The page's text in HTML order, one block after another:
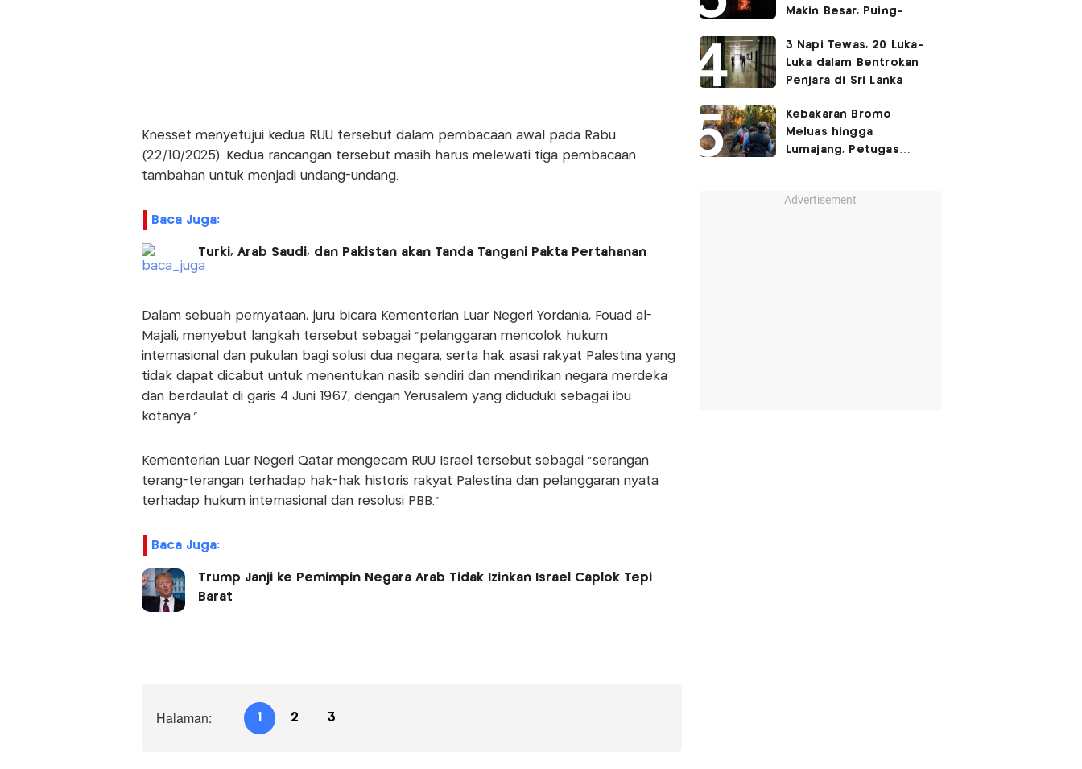
Knesset menyetujui kedua RUU tersebut dalam pembacaan awal pada Rabu
(22/10/2025). Kedua rancangan tersebut masih harus melewati tiga pembacaan
tambahan untuk menjadi undang-undang.
Baca Juga:
Turki, Arab Saudi, dan Pakistan akan Tanda Tangani Pakta Pertahanan
Dalam sebuah pernyataan, juru bicara Kementerian Luar Negeri Yordania, Fouad al-
Majali, menyebut langkah tersebut sebagai "pelanggaran mencolok hukum
internasional dan pukulan bagi solusi dua negara, serta hak asasi rakyat Palestina yang
tidak dapat dicabut untuk menentukan nasib sendiri dan mendirikan negara merdeka
dan berdaulat di garis 4 Juni 1967, dengan Yerusalem yang diduduki sebagai ibu
kotanya."
Kementerian Luar Negeri Qatar mengecam RUU Israel tersebut sebagai "serangan
terang-terangan terhadap hak-hak historis rakyat Palestina dan pelanggaran nyata
terhadap hukum internasional dan resolusi PBB."
Baca Juga:
Trump Janji ke Pemimpin Negara Arab Tidak Izinkan Israel Caplok Tepi
Barat
Halaman: 1 2 3
Makin Besar, Puing-
3 Napi Tewas, 20 Luka-
Luka dalam Bentrokan
Penjara di Sri Lanka
Kebakaran Bromo
Meluas hingga
Lumajang, Petugas
Advertisement